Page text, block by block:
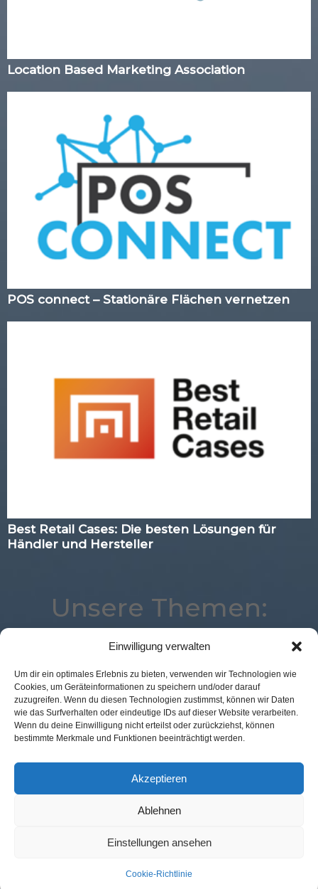
Einwilligung verwalten
Um dir ein optimales Erlebnis zu bieten, verwenden wir Technologien wie
Cookies, um Geräteinformationen zu speichern und/oder darauf
zuzugreifen. Wenn du diesen Technologien zustimmst, können wir Daten
wie das Surfverhalten oder eindeutige IDs auf dieser Website verarbeiten.
Wenn du deine Einwilligung nicht erteilst oder zurückziehst, können
bestimmte Merkmale und Funktionen beeinträchtigt werden.
Akzeptieren
Ablehnen
Einstellungen ansehen
Cookie-Richtlinie
Location Based Marketing Association
POS connect – Stationäre Flächen vernetzen
Best Retail Cases: Die besten Lösungen für
Händler und Hersteller
Unsere Themen:
Augmented Reality Expertenwissen
Location
Best Retail Cases
Digital eCommerce
Loyalty
Marketing
Payment
POS Connect
Kassenlose Läden
Künstliche Intelligenz
Voice
Mobile
Kontakt Redaktion Impressum Datenschutz
© GFM Nachrichten:
11 Prozent Communication